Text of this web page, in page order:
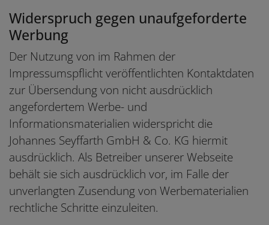
Widerspruch gegen unaufgeforderte
Werbung
Der Nutzung von im Rahmen der
Impressumspflicht veröffentlichten Kontaktdaten
zur Übersendung von nicht ausdrücklich
angefordertem Werbe- und
Informationsmaterialien widerspricht die
Johannes Seyffarth GmbH & Co. KG hiermit
ausdrücklich. Als Betreiber unserer Webseite
behält sie sich ausdrücklich vor, im Falle der
unverlangten Zusendung von Werbematerialien
rechtliche Schritte einzuleiten.